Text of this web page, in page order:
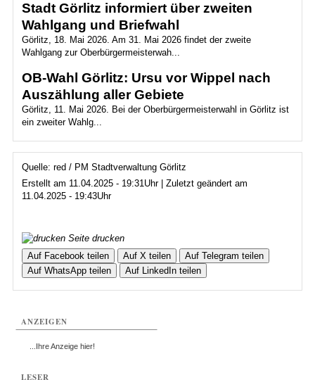
Stadt Görlitz informiert über zweiten
Wahlgang und Briefwahl
Görlitz, 18. Mai 2026. Am 31. Mai 2026 findet der zweite
Wahlgang zur Oberbürgermeisterwah...
OB-Wahl Görlitz: Ursu vor Wippel nach
Auszählung aller Gebiete
Görlitz, 11. Mai 2026. Bei der Oberbürgermeisterwahl in Görlitz ist
ein zweiter Wahlg...
Quelle: red / PM Stadtverwaltung Görlitz
Erstellt am 11.04.2025 - 19:31Uhr | Zuletzt geändert am
11.04.2025 - 19:43Uhr
Seite drucken
Auf Facebook teilen
Auf X teilen
Auf Telegram teilen
Auf WhatsApp teilen
Auf LinkedIn teilen
ANZEIGEN
...Ihre Anzeige hier!
LESER